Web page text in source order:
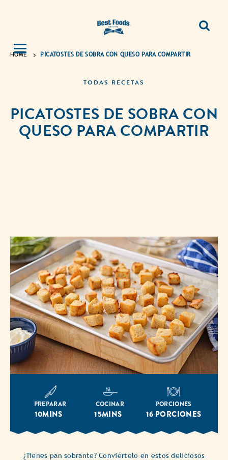
HOME PICATOSTES DE SOBRA CON QUESO PARA COMPARTIR
TODAS RECETAS
PICATOSTES DE SOBRA CON
QUESO PARA COMPARTIR
PREPARAR
10MINS
COCINAR
15MINS
PORCIONES
16 PORCIONES
¿Tienes pan sobrante? Conviértelo en estos deliciosos